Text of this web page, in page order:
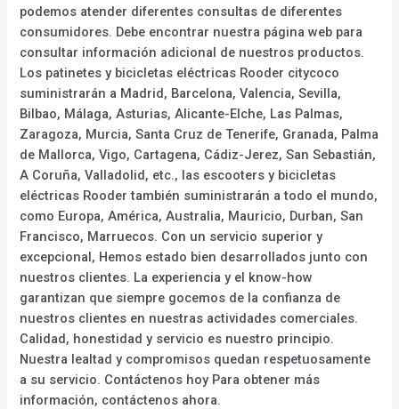
podemos atender diferentes consultas de diferentes
consumidores. Debe encontrar nuestra página web para
consultar información adicional de nuestros productos.
Los patinetes y bicicletas eléctricas Rooder citycoco
suministrarán a Madrid, Barcelona, Valencia, Sevilla,
Bilbao, Málaga, Asturias, Alicante-Elche, Las Palmas,
Zaragoza, Murcia, Santa Cruz de Tenerife, Granada, Palma
de Mallorca, Vigo, Cartagena, Cádiz-Jerez, San Sebastián,
A Coruña, Valladolid, etc., las escooters y bicicletas
eléctricas Rooder también suministrarán a todo el mundo,
como Europa, América, Australia, Mauricio, Durban, San
Francisco, Marruecos. Con un servicio superior y
excepcional, Hemos estado bien desarrollados junto con
nuestros clientes. La experiencia y el know-how
garantizan que siempre gocemos de la confianza de
nuestros clientes en nuestras actividades comerciales.
Calidad, honestidad y servicio es nuestro principio.
Nuestra lealtad y compromisos quedan respetuosamente
a su servicio. Contáctenos hoy Para obtener más
información, contáctenos ahora.